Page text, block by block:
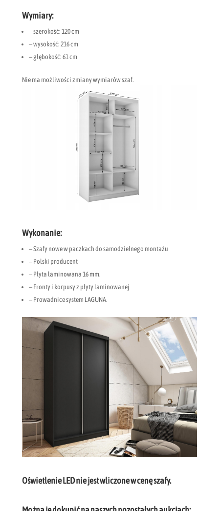
Wymiary:
– szerokość: 120 cm
– wysokość: 216 cm
– głębokość: 61 cm
Nie ma możliwości zmiany wymiarów szaf.
Wykonanie:
– Szafy nowe w paczkach do samodzielnego montażu
– Polski producent
– Płyta laminowana 16 mm.
– Fronty i korpusy z płyty laminowanej
– Prowadnice system LAGUNA.
Oświetlenie LED nie jest wliczone w cenę szafy.